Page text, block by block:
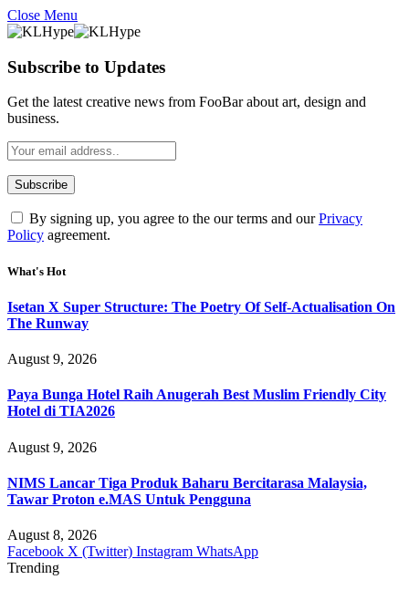
Close Menu
Subscribe to Updates
Get the latest creative news from FooBar about art, design and
business.
By signing up, you agree to the our terms and ourPrivacy
Policy agreement.
What's Hot
Isetan X Super Structure: The Poetry Of Self-Actualisation On
The Runway
August 9, 2026
Paya Bunga Hotel Raih Anugerah Best Muslim Friendly City
Hotel di TIA2026
August 9, 2026
NIMS Lancar Tiga Produk Baharu Bercitarasa Malaysia,
Tawar Proton e.MAS Untuk Pengguna
August 8, 2026
Facebook X (Twitter) Instagram WhatsApp
Trending